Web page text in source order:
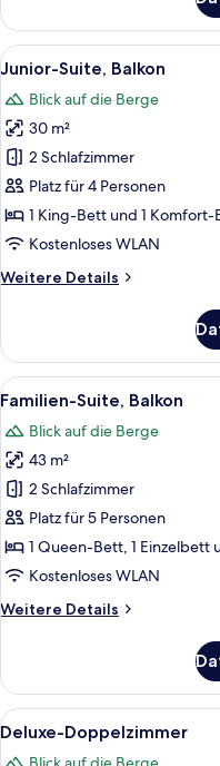
Balkon
Alle
Fotos
für
Junior-
Suite,
Balkon
anzeigen
4
Junior-Suite, Balkon
Blick auf die Berge
30 m²
2 Schlafzimmer
Platz für 4 Personen
1 King-Bett und 1
Kostenloses WLAN
Weitere Details
Weitere
Suite,
Balkon
Alle
Fotos
für
Familien-
Suite,
Balkon
anzeigen
4
Familien-Suite, Balkon
Blick auf die Berge
43 m²
2 Schlafzimmer
Platz für 5 Personen
1 Queen-Bett, 1 Einzelbett
Kostenloses WLAN
Weitere Details
Weitere
Suite,
Balkon
Alle
Fotos
5
Deluxe-Doppelzimmer